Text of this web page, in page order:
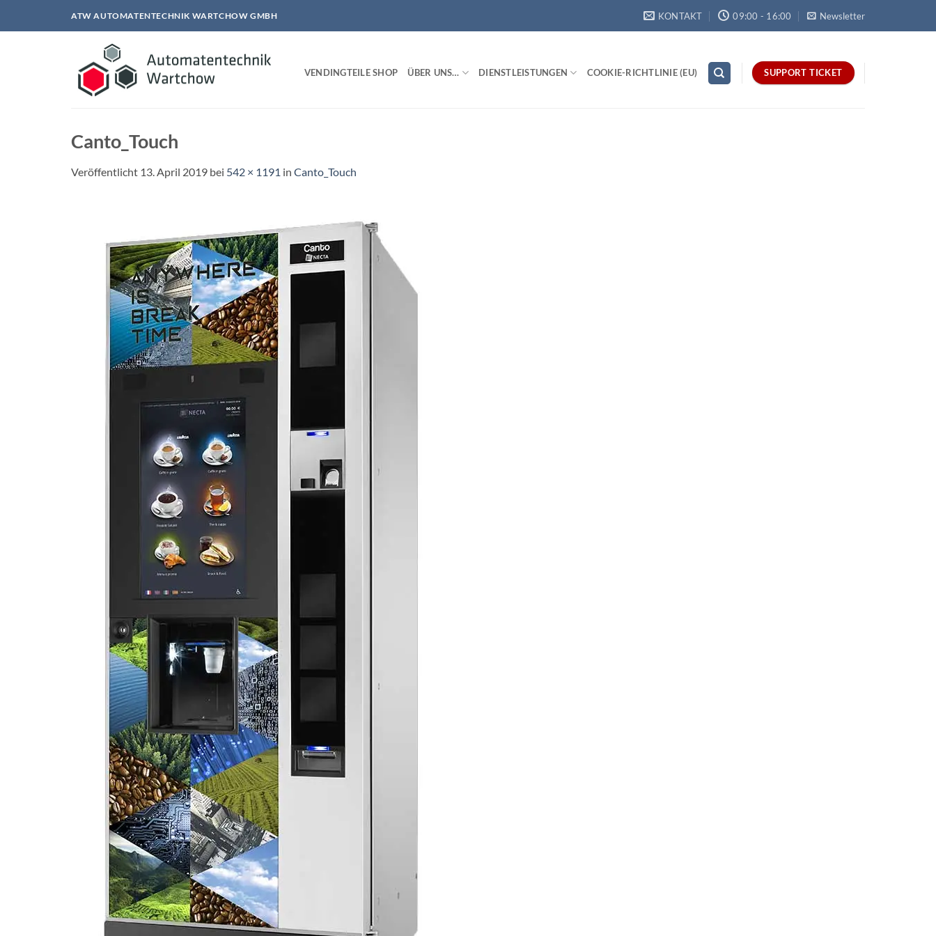
ATW AUTOMATENTECHNIK WARTCHOW GMBH KONTAKT 09:00 - 16:00 Newsletter
VENDINGTEILE SHOP ÜBER UNS… DIENSTLEISTUNGEN COOKIE-RICHTLINIE (EU) SUPPORT TICKET
Canto_Touch
Veröffentlicht 13. April 2019 bei 542 × 1191 in Canto_Touch